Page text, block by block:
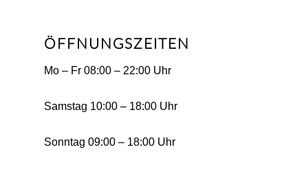
ÖFFNUNGSZEITEN
Mo – Fr 08:00 – 22:00 Uhr
Samstag 10:00 – 18:00 Uhr
Sonntag 09:00 – 18:00 Uhr